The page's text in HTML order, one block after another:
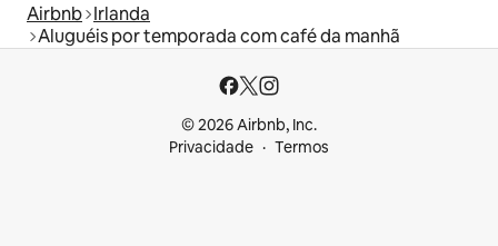
Airbnb Irlanda
Aluguéis por temporada com café da manhã
© 2026 Airbnb, Inc.
Privacidade
Termos